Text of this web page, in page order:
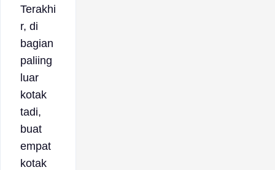
Terakhi
r, di
bagian
paliing
luar
kotak
tadi,
buat
empat
kotak